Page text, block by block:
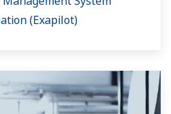
(Exapilot)